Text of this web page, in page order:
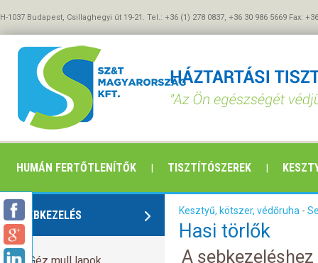
H-1037 Budapest, Csillaghegyi út 19-21. Tel.: +36 (1) 278 0837, +36 30 986 5669 Fax:
HUMÁN FERTŐTLENÍTŐK TISZTÍTÓSZEREK
SEBKEZELÉS Kesztyű, kötszer, védőruha -
Hasi törlők
A